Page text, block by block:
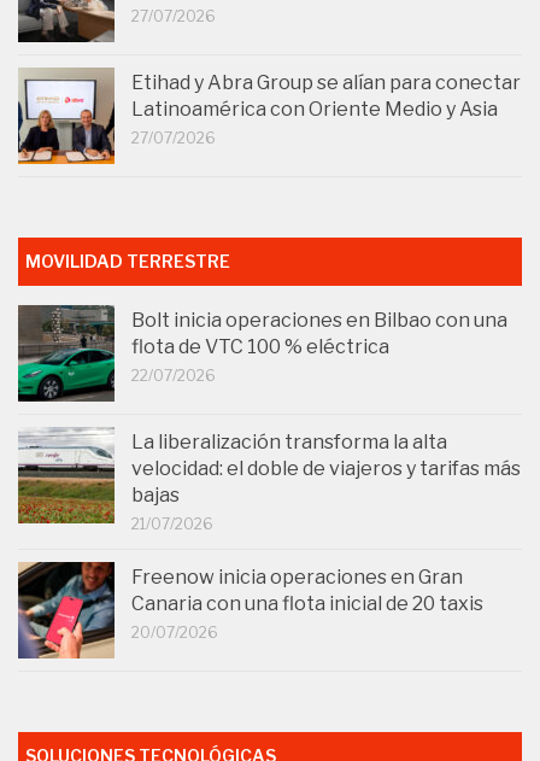
27/07/2026
Etihad y Abra Group se alían para conectar
Latinoamérica con Oriente Medio y Asia
27/07/2026
MOVILIDAD TERRESTRE
Bolt inicia operaciones en Bilbao con una
flota de VTC 100 % eléctrica
22/07/2026
La liberalización transforma la alta
velocidad: el doble de viajeros y tarifas más
bajas
21/07/2026
Freenow inicia operaciones en Gran
Canaria con una flota inicial de 20 taxis
20/07/2026
SOLUCIONES TECNOLÓGICAS